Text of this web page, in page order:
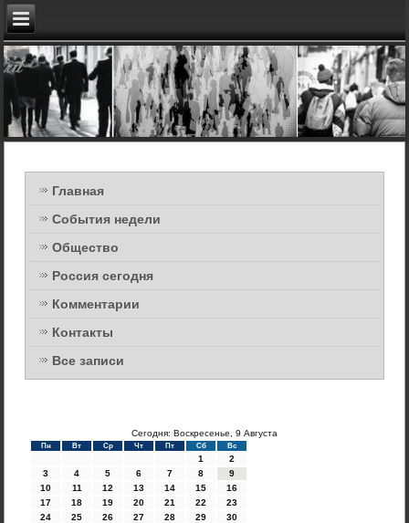
Главная
События недели
Общество
Россия сегодня
Комментарии
Контакты
Все записи
Сегодня: Воскресенье, 9 Августа
Пн Вт Ср Чт Пт Сб Вс
1
2
3
4 5 6 7 8
9
10
11 12 13 14 15
16
17
18 19 20 21 22
23
24
25 26 27 28 29
30